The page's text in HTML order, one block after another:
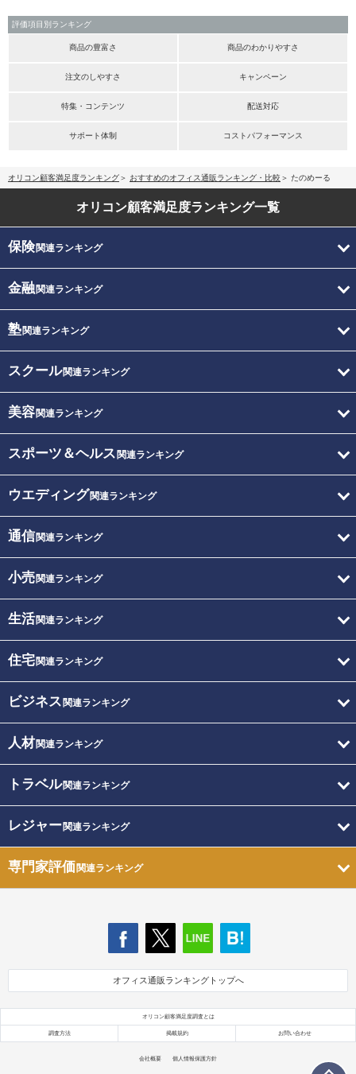
評価項目別ランキング
商品の豊富さ 商品のわかりやすさ
注文のしやすさ キャンペーン
特集・コンテンツ 配送対応
サポート体制 コストパフォーマンス
オリコン顧客満足度ランキング おすすめのオフィス通販ランキング・比較 たのめーる
オリコン顧客満足度ランキング一覧
保険関連ランキング
金融関連ランキング
塾関連ランキング
スクール関連ランキング
美容関連ランキング
スポーツ＆ヘルス 関連ランキング
ウエディング関連ランキング
通信関連ランキング
小売関連ランキング
生活関連ランキング
住宅関連ランキング
ビジネス 関連ランキング
人材関連ランキング
トラベル関連ランキング
レジャー関連ランキング
専門家評価関連ランキング
オフィス通販ランキングトップへ
オリコン顧客満足度調査とは
調査方法 掲載規約 お問い合わせ
会社概要 個人情報保護方針